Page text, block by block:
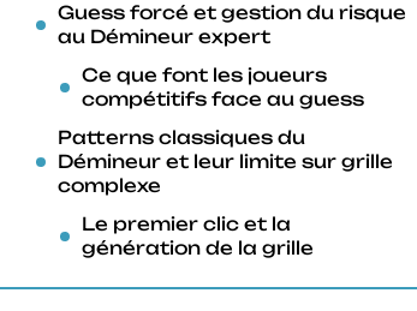
Guess forcé et gestion du risque
au Démineur expert
Ce que font les joueurs
compétitifs face au guess
Patterns classiques du
Démineur et leur limite sur grille
complexe
Le premier clic et la
génération de la grille